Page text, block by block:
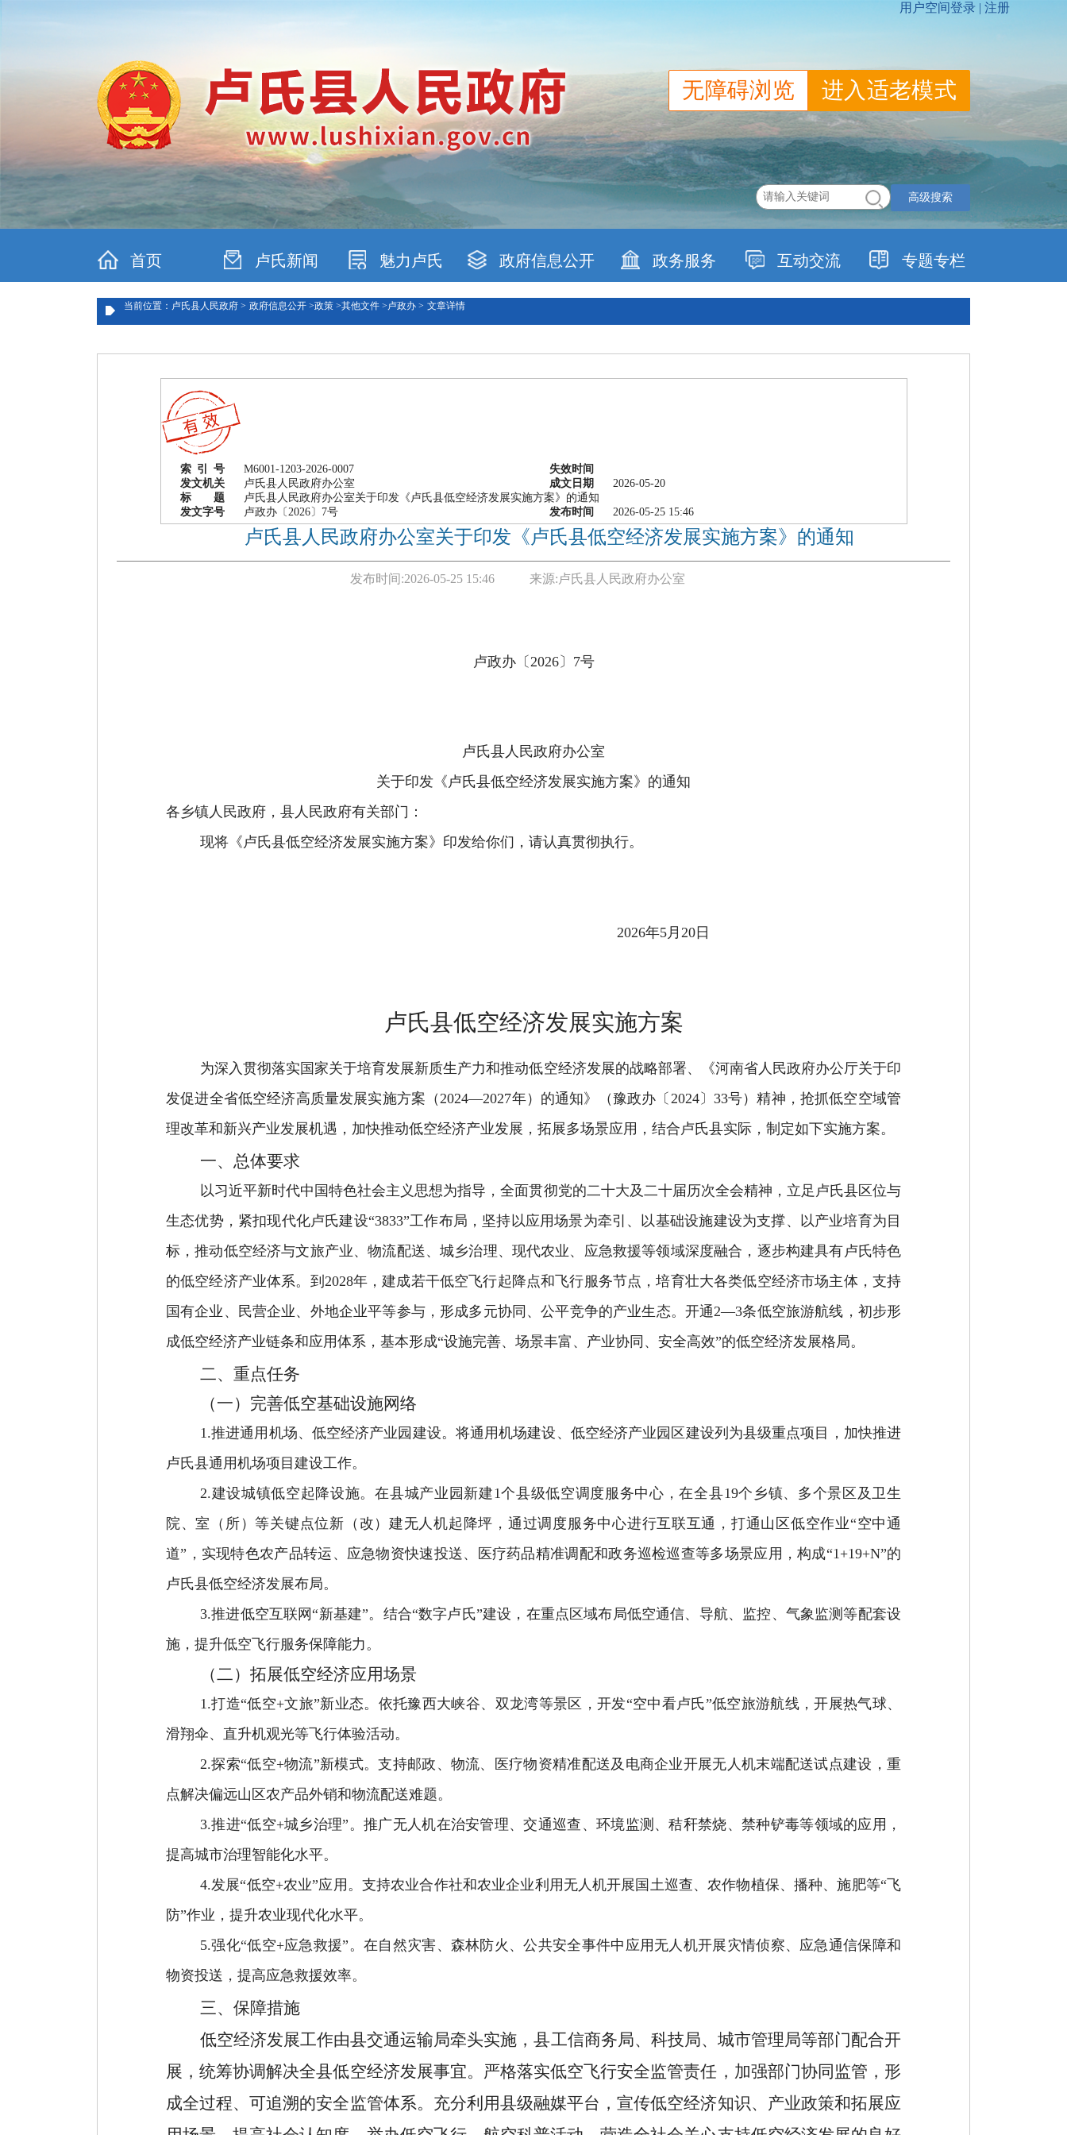
无障碍浏览 进入适老模式
高级搜索
首页 卢氏新闻 魅力卢氏 政府信息公开 政务服务 互动交流 专题专栏
当前位置：卢氏县人民政府 > 政府信息公开 >政策 >其他文件 >卢政办 > 文章详情
索 引 号 M6001-1203-2026-0007
失效时间
发文机关
卢氏县人民政府办公室 成文日期
2026-05-20
标 题
卢氏县人民政府办公室关于印发《卢氏县低空经济发展实施方案》的通知
发文字号
卢政办〔2026〕7号 发布时间 2026-05-25 15:46
卢氏县人民政府办公室关于印发《卢氏县低空经济发展实施方案》的通知
发布时间:2026-05-25 15:46 来源:卢氏县人民政府办公室
卢政办〔 2026〕 7号
卢氏县人民政府办公室
关于印发 《卢氏县低空经济发展实施方案》 的通知
各乡镇人民政府，县人民政府有关部门：
现将《卢氏县低空经济发展实施方案》印发给你们，请认真贯彻执行。
2026年5月 20 日
卢氏县低空经济发展实施方案
为深入贯彻落实国家关于培育发展新质生产力和推动低空经济发展的战略部署、《河南省人民政府办公厅关于印
发促进全省低空经济高质量发展实施方案（2024—2027年）的通知》（豫政办〔 2024〕 33号）精神 ，抢抓低空空域管
理改革和新兴产业发展机遇，加快推动低空经济产业发展，拓展多场景应用，结合卢氏县实际，制定如下实施方案。
一、总体要求
以习近平新时代中国特色社会主义思想为指导，全面贯彻党的二十大及二十届历次全会精神，立足卢氏县区位与
生态优势，紧扣现代化卢氏建设“3833”工作布局，坚持以应用场景为牵引、以基础设施建设为支撑、以产业培育为目
标，推动低空经济与文旅产业、物流配送、城乡治理、现代农业、应急救援等领域深度融合，逐步构建具有卢氏特色
的低空经济产业体系。到 2028年，建成若干低空飞行起降点和飞行服务节点 ，培育壮大各类低空经济市场主体，支持
国有企业、民营企业、外地企业平等参与，形成多元协同、公平竞争的产业生态。 开通2—3条低空旅游航线 ，初步形
成低空经济产业链条和应用体系， 基本形成“设施完善、场景丰富、产业协同、安全高效”的低空经济发展格局。
二、重点任务
（一）完善低空基础设施网络
1.推进通用机场、低空经济产业园建设。将通用机场建设、低空经济产业园区建设列为县级重点项目，加快推进
卢氏县通用机场项目建设工作。
2.建设城镇低空起降设施。在县城产业园新建1个县级低空调度服务中心 ，在全县19个乡镇、多个景区及卫生
院、室（所）等关键点位新（改）建无人机起降坪，通过调度服务中心进行互联互通， 打通山区低空作业“空中通
道”，实现特色农产品转运、应急物资快速投送、医疗药品精准调配和政务巡检巡查等多场景应用，构成“1+19+N”的
卢氏县低空经济发展布局。
3.推进低空互联网“新基建”。结合“数字卢氏”建设，在重点区域布局低空通信、导航、监控、气象监测等配套设
施，提升低空飞行服务保障能力。
（二）拓展低空经济应用场景
1.打造“低空+文旅”新业态。 依托豫西大峡谷、双龙湾等景区，开发“空中看卢氏”低空旅游航线，开展热气球、
滑翔伞、直升机观光等飞行体验活动。
2.探索“低空+物流”新模式。支持邮政、物流、医疗物资精准配送及电商企业开展无人机末端配送试点建设，重
点解决偏远山区农产品外销和物流配送难题。
3.推进“低空+城乡治理”。推广无人机在治安管理、交通巡查、环境监测、秸秆禁烧、禁种铲毒等领域的应用，
提高城市治理智能化水平。
4.发展“低空+农业”应用。支持农业合作社和农业企业利用无人机开展国土巡查、农作物植保、播种、施肥等“飞
防”作业，提升农业现代化水平。
5.强化“低空+应急救援”。 在自然灾害、森林防火、公共安全事件中应用无人机开展灾情侦察、应急通信保障和
物资投送，提高应急救援效率。
三、保障措施
低空经济发展工作由县交通运输局牵头实施，县工信商务局、科技局、城市管理局等部门配合开
展，统筹协调解决全县低空经济发展事宜。严格落实低空飞行安全监管责任，加强部门协同监管，形
成全过程、可追溯的安全监管体系。充分利用县级融媒平台，宣传低空经济知识、产业政策和拓展应